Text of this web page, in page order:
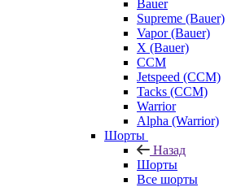
Bauer
Supreme (Bauer)
Vapor (Bauer)
X (Bauer)
CCM
Jetspeed (CCM)
Tacks (CCM)
Warrior
Alpha (Warrior)
Шорты
Назад
Шорты
Все шорты